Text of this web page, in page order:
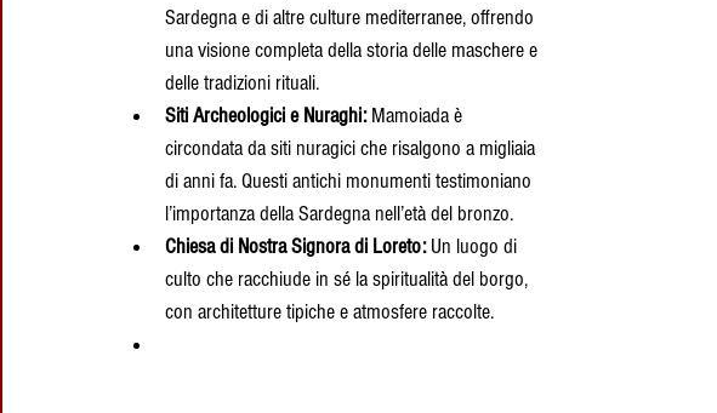
Sardegna e di altre culture mediterranee, offrendo
una visione completa della storia delle maschere e
delle tradizioni rituali.
Siti Archeologici e Nuraghi: Mamoiada è
circondata da siti nuragici che risalgono a migliaia
di anni fa. Questi antichi monumenti testimoniano
l’importanza della Sardegna nell’età del bronzo.
Chiesa di Nostra Signora di Loreto: Un luogo di
culto che racchiude in sé la spiritualità del borgo,
con architetture tipiche e atmosfere raccolte.